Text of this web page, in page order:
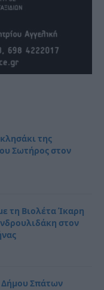
της
Σωτήρος στον
τη Βιολέτα Ίκαρη
στον
Σπάτων